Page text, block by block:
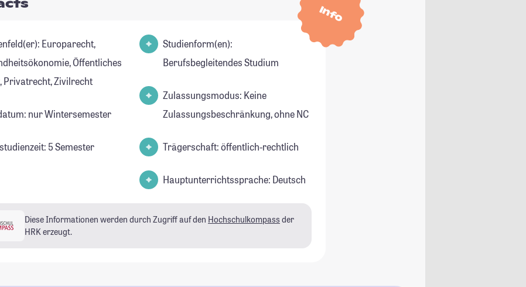
Info
Europarecht,
Öffentliches
Privatrecht, Zivilrecht
nur Wintersemester
5 Semester
Studienform(en):
Berufsbegleitendes Studium
Zulassungsmodus: Keine
Zulassungsbeschränkung, ohne NC
Trägerschaft: öffentlich-rechtlich
Hauptunterrichtssprache: Deutsch
Diese Informationen werden durch Zugriff auf den Hochschulkompass der
HRK erzeugt.